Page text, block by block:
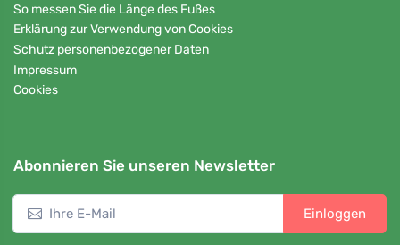
So messen Sie die Länge des Fußes
Erklärung zur Verwendung von Cookies
Schutz personenbezogener Daten
Impressum
Cookies
Abonnieren Sie unseren Newsletter
Einloggen